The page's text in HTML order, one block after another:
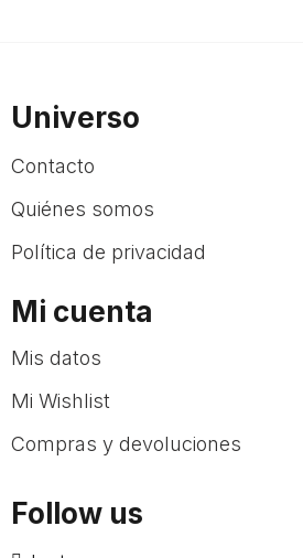
Universo
Contacto
Quiénes somos
Política de privacidad
Mi cuenta
Mis datos
Mi Wishlist
Compras y devoluciones
Follow us